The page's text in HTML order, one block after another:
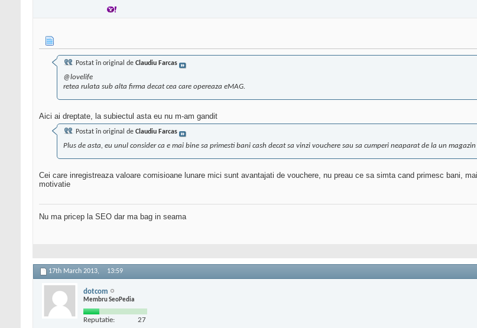
Postat în original de Claudiu Farcas
@lovelife
retea rulata sub alta firma decat cea care opereaza eMAG.
Aici ai dreptate, la subiectul asta eu nu m-am gandit
Postat în original de Claudiu Farcas
Plus de asta, eu unul consider ca e mai bine sa primesti bani cash decat sa vinzi vouchere sau sa cumperi neaparat de la un
Cei care inregistreaza valoare comisioane lunare mici sunt avantajati de vouchere, nu preau ce sa simta cand primesc bani,
motivatie
Nu ma pricep la SEO dar ma bag in seama
17th March 2013, 13:59
dotcom
Membru SeoPedia
Reputatie: 27